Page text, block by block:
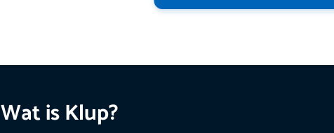
Wat is Klup?